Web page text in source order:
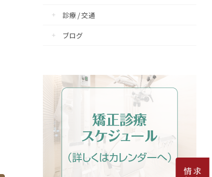
診療 / 交通
ブログ